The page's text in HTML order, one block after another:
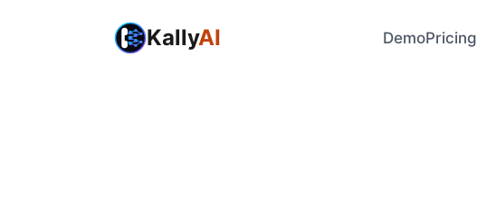
KallyAI DemoPricing